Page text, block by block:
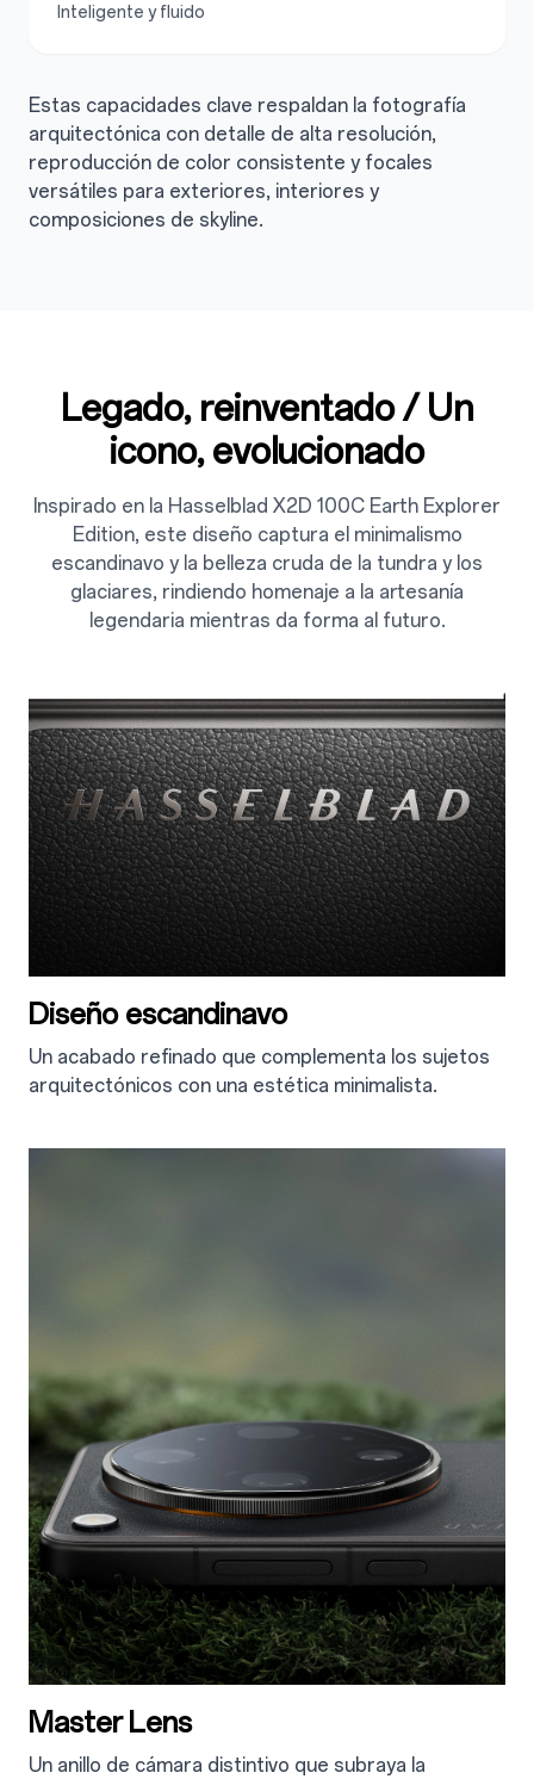
Inteligente y fluido
Estas capacidades clave respaldan la fotografía
arquitectónica con detalle de alta resolución,
reproducción de color consistente y focales
versátiles para exteriores, interiores y
composiciones de skyline.
Legado, reinventado / Un
icono, evolucionado
Inspirado en la Hasselblad X2D 100C Earth Explorer
Edition, este diseño captura el minimalismo
escandinavo y la belleza cruda de la tundra y los
glaciares, rindiendo homenaje a la artesanía
legendaria mientras da forma al futuro.
Diseño escandinavo
Un acabado refinado que complementa los sujetos
arquitectónicos con una estética minimalista.
Master Lens
Un anillo de cámara distintivo que subraya la